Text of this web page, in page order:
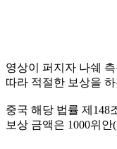
영상이 퍼지자 나쉐
따라 적절한 보상을
중국 해당 법률 제148
보상 금액은 1000위